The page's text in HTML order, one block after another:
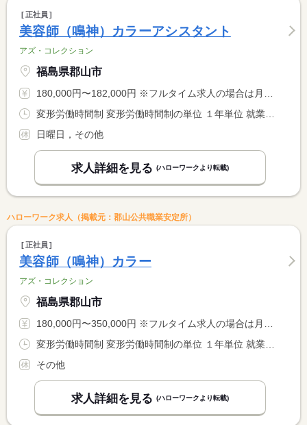
正社員
美容師（鳴神）カラーアシスタント
アズ・コレクション
福島県郡山市
180,000円〜182,000円 ※フルタイム求人の場合は月額（換算額）、パート求人の場合は時間額を表示しています。
変形労働時間制 変形労働時間制の単位 １年単位 就業時間１ 9時00分〜17時00分
日曜日，その他
求人詳細を見る (ハローワークより転載)
ハローワーク求人（掲載元：郡山公共職業安定所）
正社員
美容師（鳴神）カラー
アズ・コレクション
福島県郡山市
180,000円〜350,000円 ※フルタイム求人の場合は月額（換算額）、パート求人の場合は時間額を表示しています。
変形労働時間制 変形労働時間制の単位 １年単位 就業時間１ 9時00分〜17時00分
その他
求人詳細を見る (ハローワークより転載)